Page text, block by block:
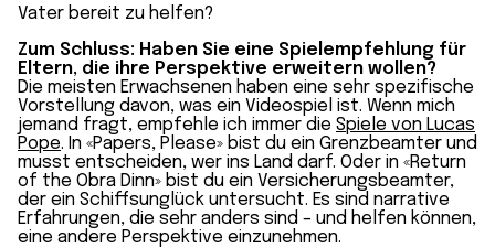
Vater bereit zu helfen?
Zum Schluss: Haben Sie eine Spielempfehlung für
Eltern, die ihre Perspektive erweitern wollen?
Die meisten Erwachsenen haben eine sehr spezifische
Vorstellung davon, was ein Videospiel ist. Wenn mich
jemand fragt, empfehle ich immer die Spiele von Lucas
Pope. In «Papers, Please» bist du ein Grenzbeamter und
musst entscheiden, wer ins Land darf. Oder in «Return
of the Obra Dinn» bist du ein Versicherungsbeamter,
der ein Schiffsunglück untersucht. Es sind narrative
Erfahrungen, die sehr anders sind – und helfen können,
eine andere Perspektive einzunehmen.